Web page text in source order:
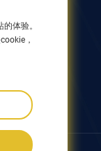
体验。
，